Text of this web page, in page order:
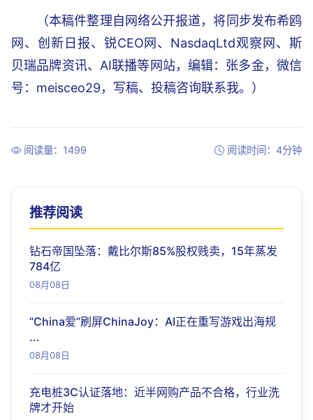
（本稿件整理自网络公开报道，将同步发布希鸥
网、创新日报、锐CEO网、NasdaqLtd观察网、斯
贝瑞品牌资讯、AI联播等网站，编辑：张多金，微信
号：meisceo29，写稿、投稿咨询联系我。）
阅读量：1499 阅读时间：4分钟
推荐阅读
钻石帝国坠落：戴比尔斯85%股权贱卖，15年蒸发
784亿
08月08日
“China爱”刷屏ChinaJoy：AI正在重写游戏出海规
...
08月08日
充电桩3C认证落地：近半网购产品不合格，行业洗
牌才开始